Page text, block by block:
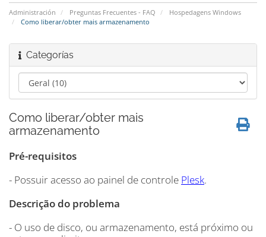
Administración Preguntas Frecuentes - FAQ
Hospedagens Windows
Como liberar/obter mais armazenamento
Categorías
Como liberar/obter mais
armazenamento
Pré-requisitos
- Possuir acesso ao painel de controle Plesk.
Descrição do problema
- O uso de disco, ou armazenamento, está próximo ou